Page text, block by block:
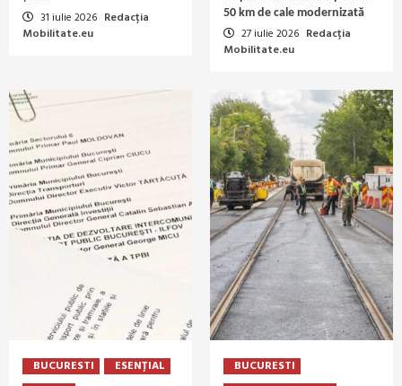
31 iulie 2026 Redacția
Mobilitate.eu
50 km de cale modernizată
27 iulie 2026 Redacția
Mobilitate.eu
BUCURESTI
ESENȚIAL
BUCURESTI